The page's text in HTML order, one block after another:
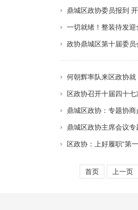
鼎城区​政协委员报到
一切就绪！整装待发迎
政协鼎城区第十届委
何朝辉率队来区政协
区政协召开十届四十
鼎城区政协：专题协
鼎城区政协主席会议专
区政协：上好履职“第
首页 上一页